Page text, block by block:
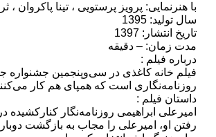
با هنرنمایی: پرویز پرستویی ، تینا
سال تولید: 1395
تاریخ انتشار: 1397
مدت زمان: – دقیقه
درباره فیلم :
فیلم خانه کاغذی در سی‌وپنجمین جشنواره
روزنامه‌نگاری است که همپای هم کار
داستان فیلم :
امیرعلی ابراهیمی روزنامه‌نگار
رفتن او، امیرعلی را مجاب به بازگشت